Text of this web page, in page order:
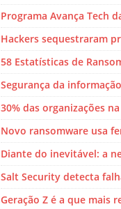
Programa Avança Tech
Hackers sequestraram
58 Estatísticas de
Segurança da
30% das organizações
Novo ransomware usa
Diante do inevitável: a
Salt Security detecta
Geração Z é a que mais